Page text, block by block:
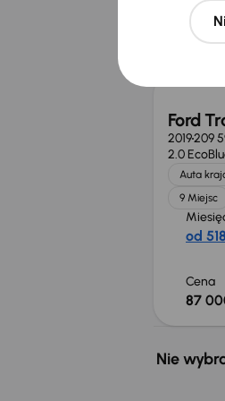
80
Ford
2019209
2.0
Auta
9 Miejsc
od
Cena
87
Nie